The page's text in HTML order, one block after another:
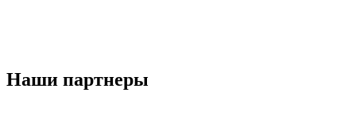
Наши партнеры